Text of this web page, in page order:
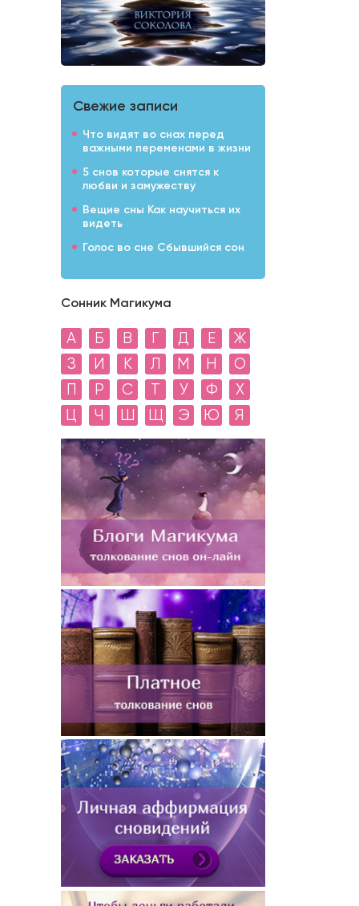
Свежие записи
Что видят во снах перед
важными переменами в жизни
5 снов которые снятся к
любви и замужеству
Вещие сны Как научиться их
видеть
Голос во сне Сбывшийся сон
Сонник Магикума
А Б В Г Д Е
Ж
З
И К Л М Н
О
П
Р С Т У Ф
Х
Ц
Ч Ш Щ Э Ю Я